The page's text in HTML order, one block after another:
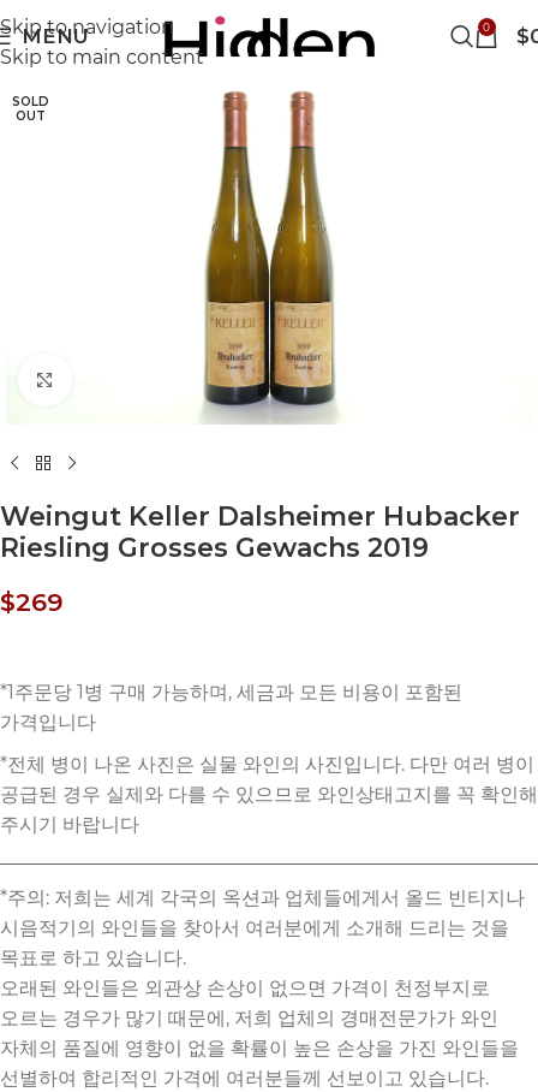
Skip to navigation
Skip to main content
MENU 0 $
SOLD
OUT
Click to enlarge
Weingut Keller Dalsheimer Hubacker
Riesling Grosses Gewachs 2019
$269
*주의: 저희는 세계 각국의 옥션과 업체들에게서 올드 빈티지나
시음적기의 와인들을 찾아서 여러분에게 소개해 드리는 것을
목표로 하고 있습니다.
오래된 와인들은 외관상 손상이 없으면 가격이 천정부지로
오르는 경우가 많기 때문에, 저희 업체의 경매전문가가 와인
자체의 품질에 영향이 없을 확률이 높은 손상을 가진 와인들을
선별하여 합리적인 가격에 여러분들께 선보이고 있습니다.